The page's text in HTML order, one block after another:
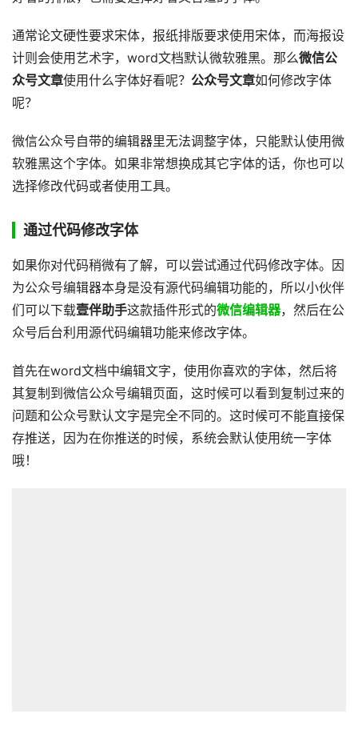
通常论文硬性要求宋体，报纸排版要求使用宋体，而海报设
计则会使用艺术字，word文档默认微软雅黑。那么微信公
众号文章使用什么字体好看呢？ 公众号文章如何修改字体
呢？
微信公众号自带的编辑器里无法调整字体，只能默认使用微
软雅黑这个字体。如果非常想换成其它字体的话，你也可以
选择修改代码或者使用工具。
通过代码修改字体
如果你对代码稍微有了解，可以尝试通过代码修改字体。因
为公众号编辑器本身是没有源代码编辑功能的，所以小伙伴
们可以下载壹伴助手这款插件形式的微信编辑器，然后在公
众号后台利用源代码编辑功能来修改字体。
首先在word文档中编辑文字，使用你喜欢的字体，然后将
其复制到微信公众号编辑页面，这时候可以看到复制过来的
问题和公众号默认文字是完全不同的。这时候可不能直接保
存推送，因为在你推送的时候，系统会默认使用统一字体
哦！